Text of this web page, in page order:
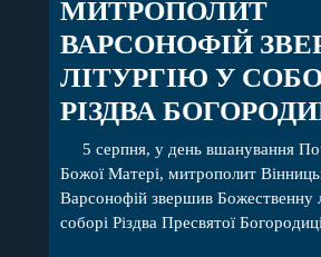
МИТРОПОЛИТ
ВАРСОНОФІЙ
ЛІТУРГІЮ У
РІЗДВА
5 серпня, у день вшанування
Божої Матері, митрополит
Варсонофій звершив Божественну
соборі Різдва Пресвятої
Його Високопреосвященству